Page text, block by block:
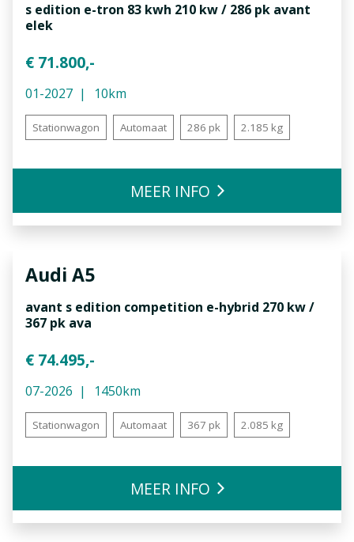
s edition e-tron 83 kwh 210 kw / 286 pk avant
elek
€ 71.800,-
01-2027 10km
Stationwagon Automaat 286 pk 2.185 kg
MEER INFO
Audi A5
avant s edition competition e-hybrid 270 kw /
367 pk ava
€ 74.495,-
07-2026 1450km
Stationwagon Automaat 367 pk 2.085 kg
MEER INFO